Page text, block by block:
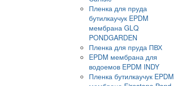
Пленка для пруда
бутилкаучук EPDM
мембрана GLQ
PONDGARDEN
Пленка для пруда ПВХ
EPDM мембрана для
водоемов EPDM INDY
Пленка бутилкаучук EPDM